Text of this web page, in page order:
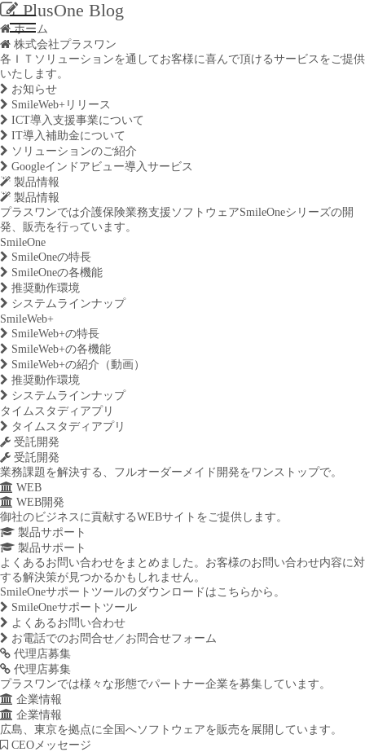
PlusOne Blog
ホーム
株式会社プラスワン
各ＩＴソリューションを通してお客様に喜んで頂けるサービスをご提供
いたします。
お知らせ
SmileWeb+リリース
ICT導入支援事業について
IT導入補助金について
ソリューションのご紹介
Googleインドアビュー導入サービス
製品情報
製品情報
プラスワンでは介護保険業務支援ソフトウェアSmileOneシリーズの開
発、販売を行っています。
SmileOne
SmileOneの特長
SmileOneの各機能
推奨動作環境
システムラインナップ
SmileWeb+
SmileWeb+の特長
SmileWeb+の各機能
SmileWeb+の紹介（動画）
推奨動作環境
システムラインナップ
タイムスタディアプリ
タイムスタディアプリ
受託開発
受託開発
業務課題を解決する、フルオーダーメイド開発をワンストップで。
WEB
WEB開発
御社のビジネスに貢献するWEBサイトをご提供します。
製品サポート
製品サポート
よくあるお問い合わせをまとめました。お客様のお問い合わせ内容に対
する解決策が見つかるかもしれません。
SmileOneサポートツールのダウンロードはこちらから。
SmileOneサポートツール
よくあるお問い合わせ
お電話でのお問合せ／お問合せフォーム
代理店募集
代理店募集
プラスワンでは様々な形態でパートナー企業を募集しています。
企業情報
企業情報
広島、東京を拠点に全国へソフトウェアを販売を展開しています。
CEOメッセージ